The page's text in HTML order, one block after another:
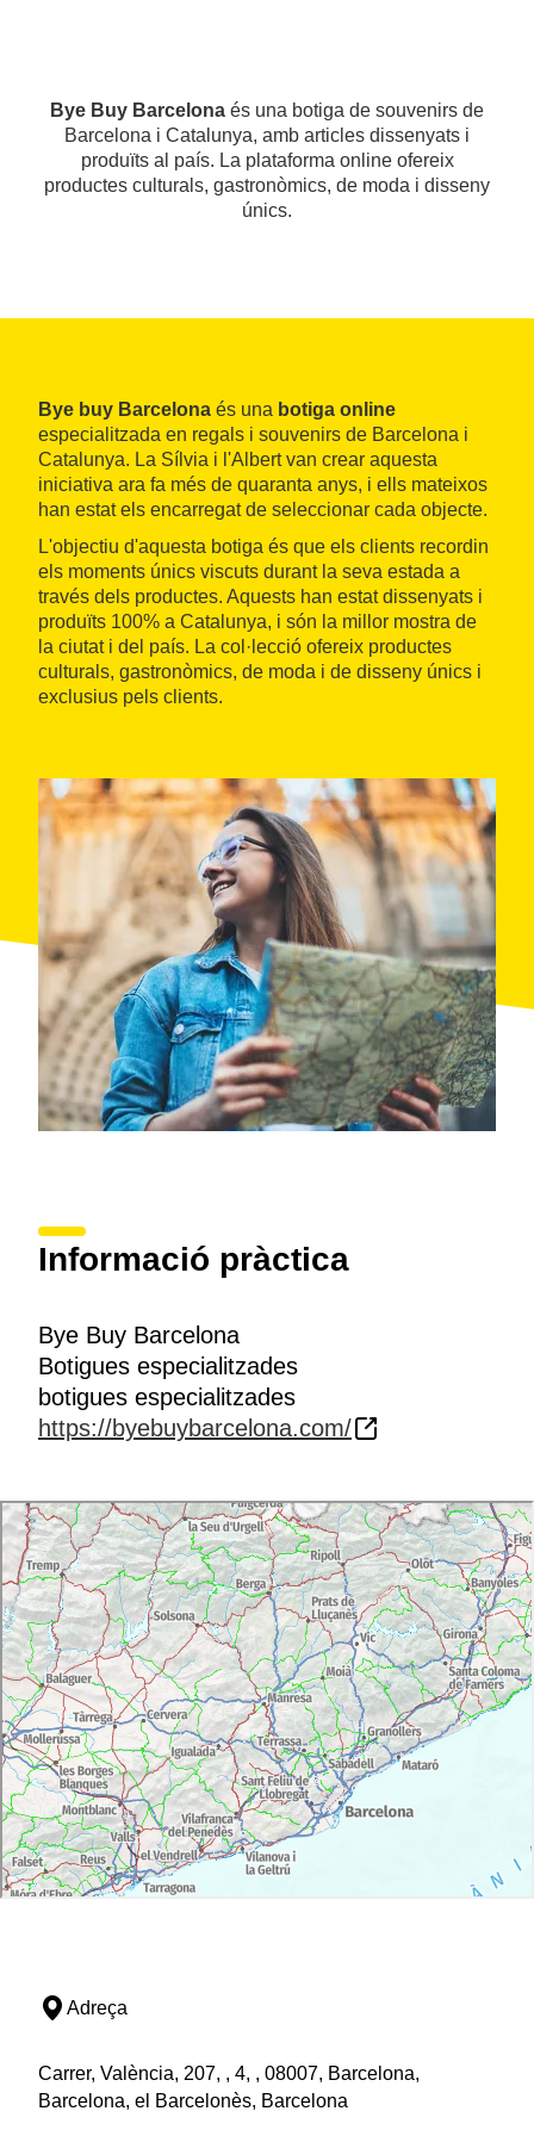
Bye Buy Barcelona és una botiga de souvenirs de
Barcelona i Catalunya, amb articles dissenyats i
produïts al país. La plataforma online ofereix
productes culturals, gastronòmics, de moda i disseny
únics.
Bye buy Barcelona és una botiga online
especialitzada en regals i souvenirs de Barcelona i
Catalunya. La Sílvia i l'Albert van crear aquesta
iniciativa ara fa més de quaranta anys, i ells mateixos
han estat els encarregat de seleccionar cada objecte.
L'objectiu d'aquesta botiga és que els clients recordin
els moments únics viscuts durant la seva estada a
través dels productes. Aquests han estat dissenyats i
produïts 100% a Catalunya, i són la millor mostra de
la ciutat i del país. La col·lecció ofereix productes
culturals, gastronòmics, de moda i de disseny únics i
exclusius pels clients.
Informació pràctica
Bye Buy Barcelona
Botigues especialitzades
botigues especialitzades
https://byebuybarcelona.com/
Adreça
Carrer, València, 207, , 4, , 08007, Barcelona,
Barcelona, el Barcelonès, Barcelona